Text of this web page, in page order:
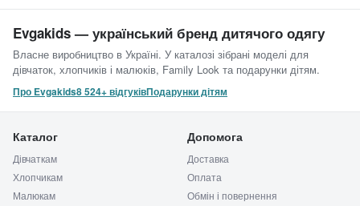
Evgakids — український бренд дитячого одягу
Власне виробництво в Україні. У каталозі зібрані моделі для
дівчаток, хлопчиків і малюків, Family Look та подарунки дітям.
Про Evgakids8 524+ відгуківПодарунки дітям
Каталог
Дівчаткам
Хлопчикам
Малюкам
Допомога
Доставка
Оплата
Обмін і повернення